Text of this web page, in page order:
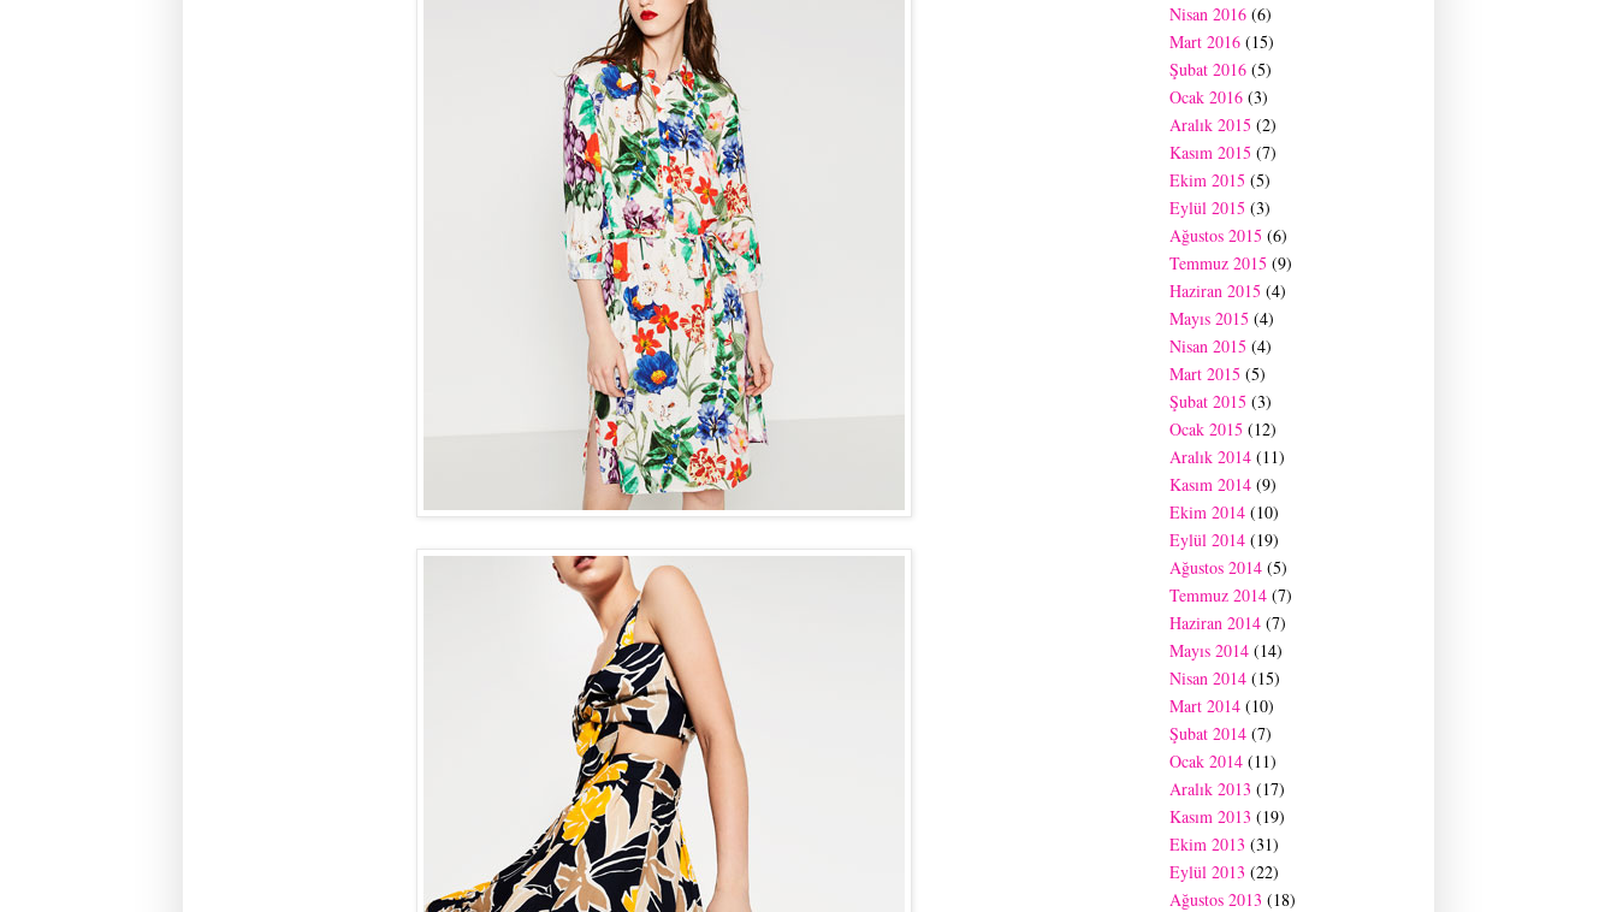
Nisan 2016 (6)
Mart 2016 (15)
Şubat 2016 (5)
Ocak 2016 (3)
Aralık 2015 (2)
Kasım 2015 (7)
Ekim 2015 (5)
Eylül 2015 (3)
Ağustos 2015 (6)
Temmuz 2015 (9)
Haziran 2015 (4)
Mayıs 2015 (4)
Nisan 2015 (4)
Mart 2015 (5)
Şubat 2015 (3)
Ocak 2015 (12)
Aralık 2014 (11)
Kasım 2014 (9)
Ekim 2014 (10)
Eylül 2014 (19)
Ağustos 2014 (5)
Temmuz 2014 (7)
Haziran 2014 (7)
Mayıs 2014 (14)
Nisan 2014 (15)
Mart 2014 (10)
Şubat 2014 (7)
Ocak 2014 (11)
Aralık 2013 (17)
Kasım 2013 (19)
Ekim 2013 (31)
Eylül 2013 (22)
Ağustos 2013 (18)